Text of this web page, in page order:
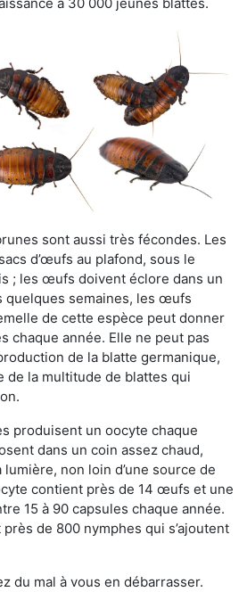
sont aussi très fécondes. Les
d’œufs au plafond, sous le
; les œufs doivent éclore dans un
quelques semaines, les œufs
de cette espèce peut donner
chaque année. Elle ne peut pas
de la blatte germanique,
de la multitude de blattes qui
produisent un oocyte chaque
dans un coin assez chaud,
lumière, non loin d’une source de
contient près de 14 œufs et une
15 à 90 capsules chaque année.
de 800 nymphes qui s’ajoutent
du mal à vous en débarrasser.